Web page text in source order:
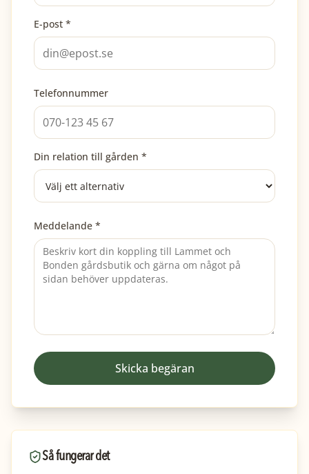
E-post *
Telefonnummer
Din relation till gården *
Meddelande *
Skicka begäran
Så fungerar det